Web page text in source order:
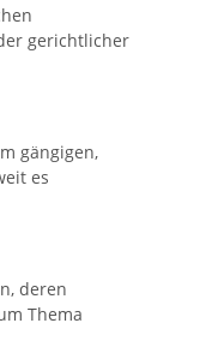
gerichtlicher
gängigen,
es
deren
Thema